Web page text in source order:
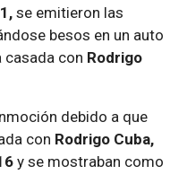
se emitieron las
besos en un auto
casada con Rodrigo
debido a que
con Rodrigo Cuba,
y se mostraban como